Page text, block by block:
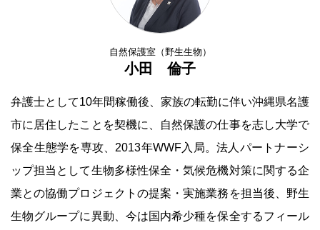
自然保護室（野生生物）
小田 倫子
弁護士として10年間稼働後、家族の転勤に伴い沖縄県名護
市に居住したことを契機に、自然保護の仕事を志し大学で
保全生態学を専攻、2013年WWF入局。法人パートナーシ
ップ担当として生物多様性保全・気候危機対策に関する企
業との協働プロジェクトの提案・実施業務を担当後、野生
生物グループに異動、今は国内希少種を保全するフィール